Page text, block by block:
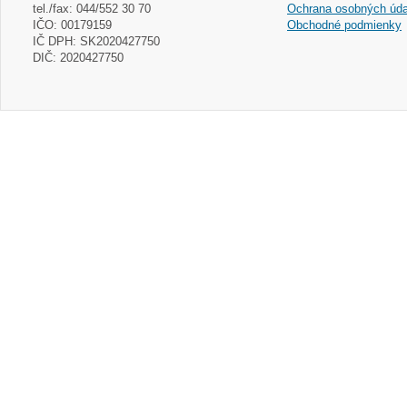
tel./fax: 044/552 30 70
IČO: 00179159
IČ DPH: SK2020427750
DIČ: 2020427750
Ochrana osobných
Obchodné podmienky